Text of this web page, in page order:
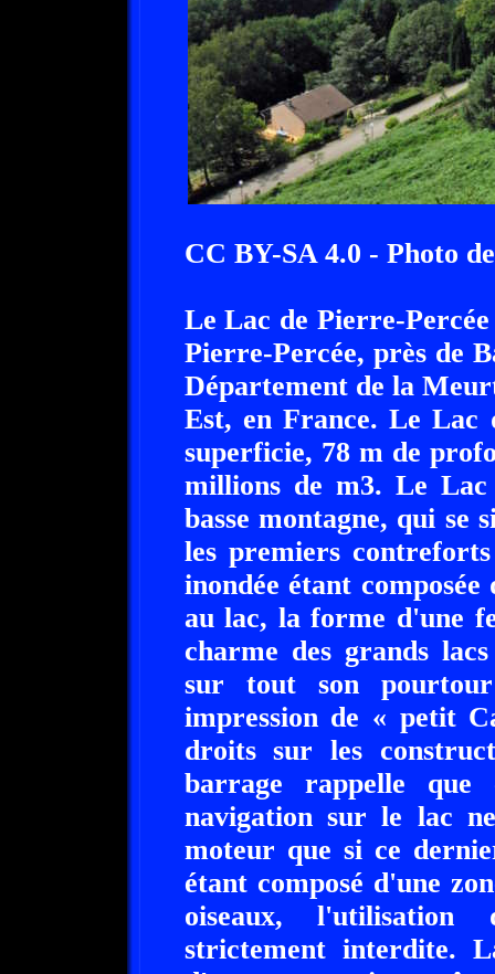
CC BY-SA 4.0 - Photo
Le Lac de Pierre-
Pierre-Percée, près de
Département de la
Est, en France. Le Lac
superficie, 78 m de
millions de m3. Le
basse montagne, qui se
les premiers
inondée étant
au lac, la forme d'une
charme des grands
sur tout son
impression de « petit
droits sur les
barrage rappelle
navigation sur le lac
moteur que si ce
étant composé d'une
oiseaux, l'utilisation
strictement interdite.